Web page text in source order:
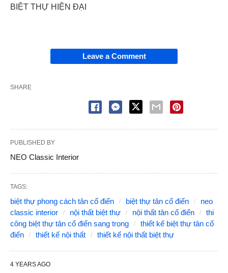
BIỆT THỰ HIỆN ĐẠI
Leave a Comment
SHARE
PUBLISHED BY
NEO Classic Interior
TAGS:
biệt thự phong cách tân cổ điển biệt thự tân cổ điển
neo
classic interior
nội thất biệt thự nội thất tân cổ điển
thi
công biệt thự tân cổ điển sang trọng
thiết kế biệt thự tân cổ
điển
thiết kế nội thất thiết kế nội thất biệt thự
4 YEARS AGO